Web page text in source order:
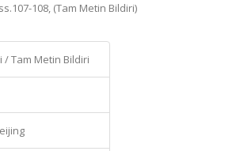
108, (Tam Metin Bildiri)
/ Tam Metin Bildiri